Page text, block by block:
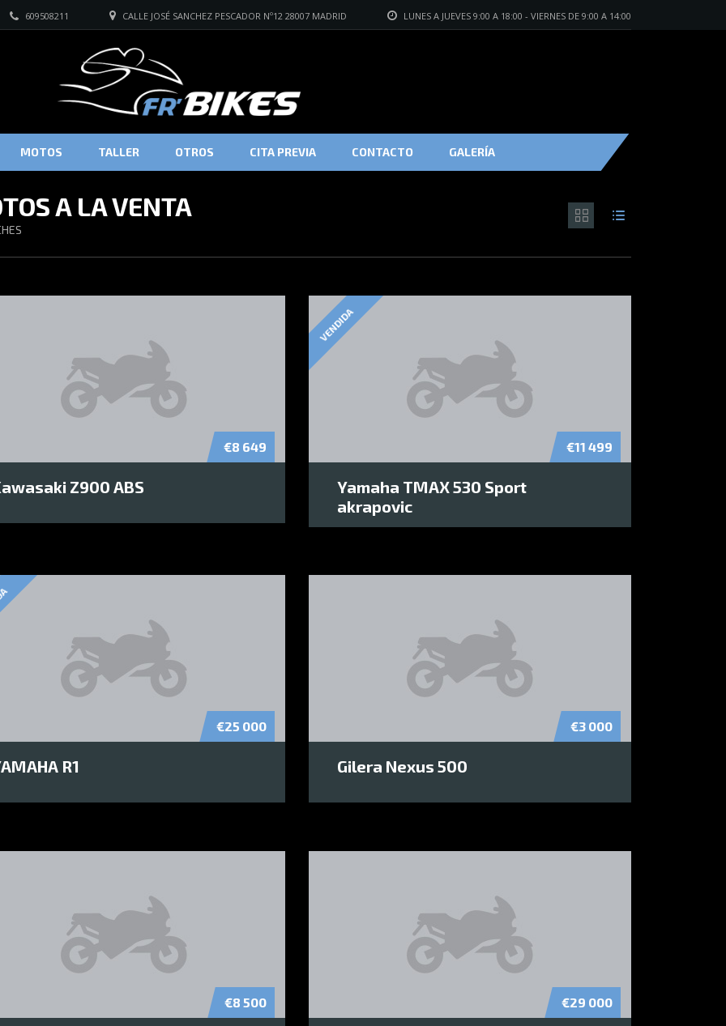
LUNES A JUEVES 9:00 A 18:00 - VIERNES DE 9:00 A 14:00
CALLE JOSÉ SANCHEZ PESCADOR Nº12 28007 MADRID
609508211
MOTOS TALLER OTROS CITA PREVIA CONTACTO GALERÍA
A LA VENTA
€8 649
Z900 ABS
VENDIDA
€11 499
Yamaha TMAX 530 Sport
akrapovic
€25 000
R1
€3 000
Gilera Nexus 500
€8 500 €29 000